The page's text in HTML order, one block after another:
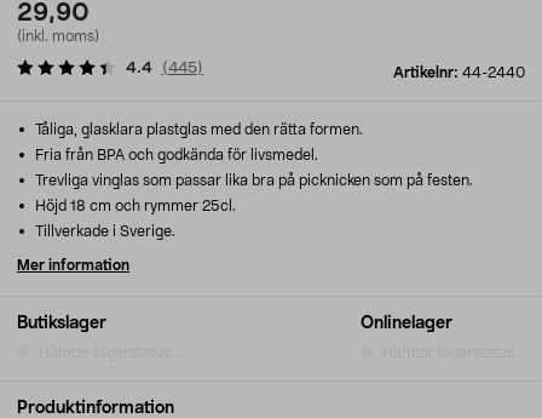
29,90
(inkl. moms)
Artikelnr: 44-2440
4.4 (445)
Butikslager Onlinelager
Tåliga, glasklara plastglas med den rätta formen.
Fria från BPA och godkända för livsmedel.
Trevliga vinglas som passar lika bra på picknicken som på festen.
Höjd 18 cm och rymmer 25cl.
Tillverkade i Sverige.
Mer information
Produktinformation